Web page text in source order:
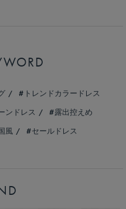
トレンドカラードレス
ンドレス
露出控えめ
風 セールドレス